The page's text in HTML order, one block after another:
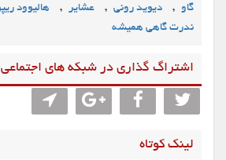
گاو , دیوید رونی , عشایر , هالیوود
ندرت گاهی همیشه
اشتراگ گذاری در شبکه های اجتماعی
لینک کوتاه